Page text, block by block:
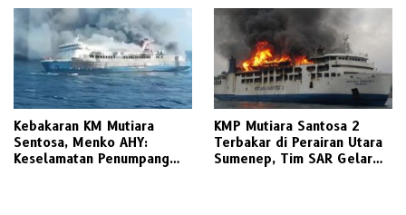
Kebakaran KM Mutiara
Sentosa, Menko AHY:
Keselamatan Penumpang
KMP Mutiara Santosa 2
Terbakar di Perairan Utara
Sumenep, Tim SAR Gelar